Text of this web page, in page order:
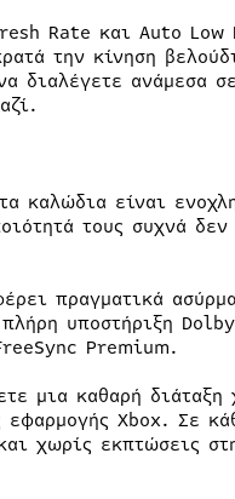
Rate και Auto
την κίνηση
διαλέγετε ανάμεσα
καλώδια είναι
τους συχνά
πραγματικά
υποστήριξη
Premium.
μια καθαρή διάταξη
Xbox. Σε
χωρίς εκπτώσεις